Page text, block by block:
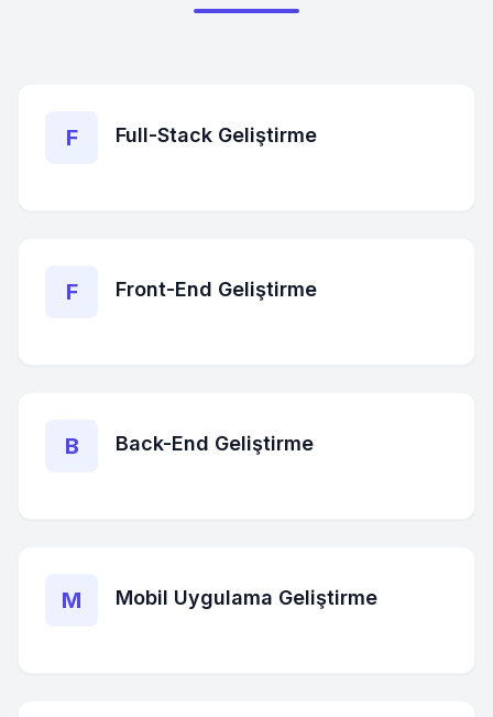
F Full-Stack Geliştirme
F Front-End Geliştirme
B Back-End Geliştirme
M Mobil Uygulama Geliştirme